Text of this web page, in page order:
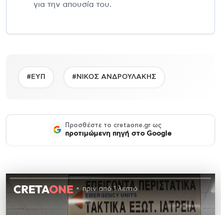
για την απουσία του.
#ΕΥΠ #ΝΙΚΟΣ ΑΝΔΡΟΥΛΑΚΗΣ
Προσθέστε το cretaone.gr ως
προτιμώμενη πηγή στο Google
πριν από 1 λεπτό